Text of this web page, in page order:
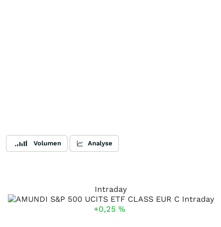
Volumen Analyse
Intraday
+0,25 %